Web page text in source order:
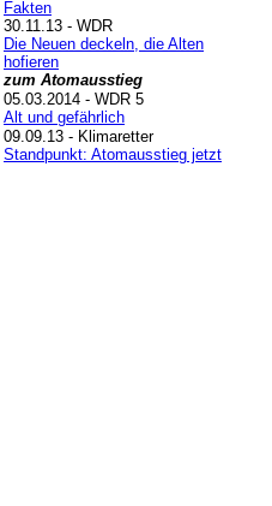
Fakten
30.11.13 - WDR
Die Neuen deckeln, die Alten
hofieren
zum Atomausstieg
05.03.2014 - WDR 5
Alt und gefährlich
09.09.13 - Klimaretter
Standpunkt: Atomausstieg jetzt